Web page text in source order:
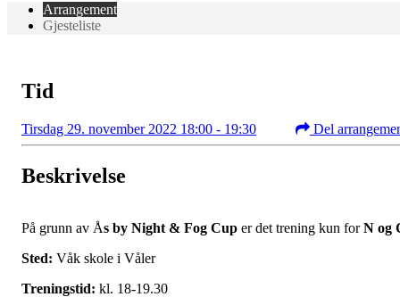
Arrangement
Gjesteliste
Tid
Tirsdag 29. november 2022 18:00 - 19:30 Del
Beskrivelse
På grunn av Ås by Night & Fog Cup er det trening kun forN og
Sted: Våk skole i Våler
Treningstid: kl. 18-19.30